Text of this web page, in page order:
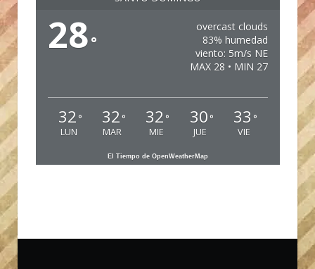
28°
overcast clouds
83% humedad
viento: 5m/s NE
MAX 28 • MIN 27
32 °
LUN
32 °
MAR
32 °
MIE
30 °
JUE
33 °
VIE
El Tiempo de OpenWeatherMap